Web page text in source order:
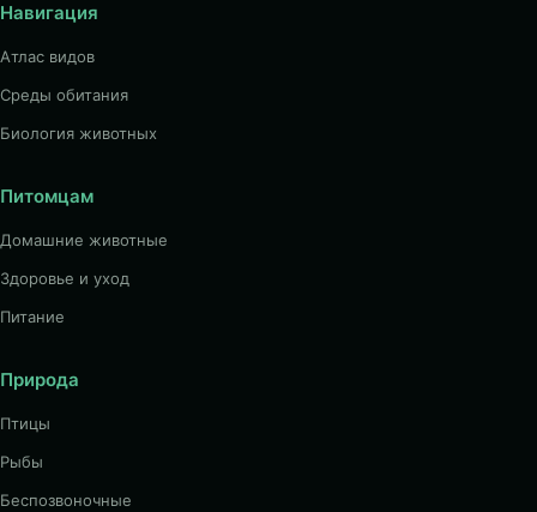
Навигация
Атлас видов
Среды обитания
Биология животных
Питомцам
Домашние животные
Здоровье и уход
Питание
Природа
Птицы
Рыбы
Беспозвоночные